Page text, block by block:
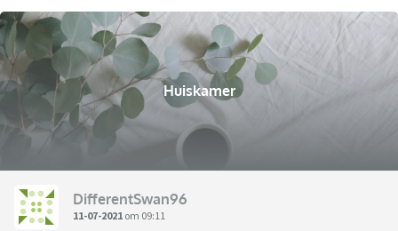
Huiskamer
DifferentSwan96
11-07-2021 om 09:11